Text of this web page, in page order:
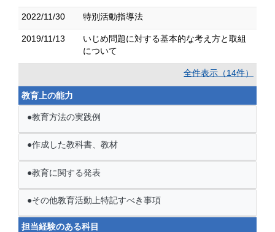
2022/11/30 特別活動指導法
2019/11/13
いじめ問題に対する基本的な考え方と取組
について
全件表示（14件）
教育上の能力
●教育方法の実践例
●作成した教科書、教材
●教育に関する発表
●その他教育活動上特記すべき事項
担当経験のある科目